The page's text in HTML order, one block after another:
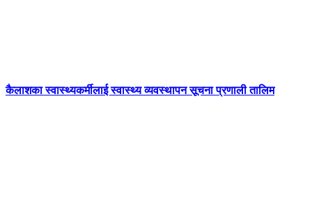
कैलाशका स्वास्थ्यकर्मीलाई स्वास्थ्य व्यवस्थापन सूचना प्रणाली तालिम